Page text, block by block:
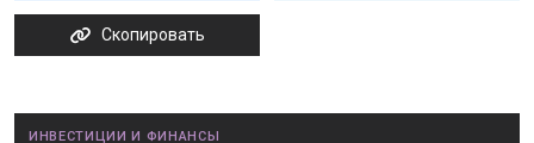
Скопировать
ИНВЕСТИЦИИ И ФИНАНСЫ